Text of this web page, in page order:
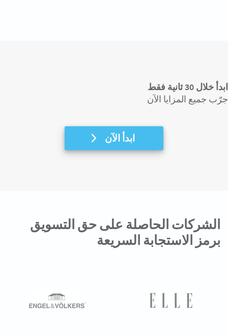
ابدأ خلال 30 ثانية فقط
جرّب جميع المزايا الآن
ابدأ الآن
الشركات الحاصلة على حق التسويق
برمز الاستجابة السريعة